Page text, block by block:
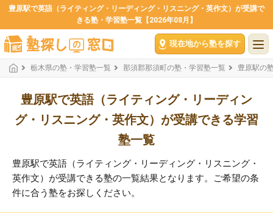
豊原駅で英語（ライティング・リーディング・リスニング・英作文）が受講で
きる塾・学習塾一覧【2026年08月】
現在地から塾を探す
栃木県の塾・学習塾一覧 那須郡那須町の塾・学習塾一覧 豊原駅の
豊原駅で英語（ライティング・リーディン
グ・リスニング・英作文）が受講できる学習
塾一覧
豊原駅で英語（ライティング・リーディング・リスニング・
英作文）が受講できる塾の一覧結果となります。ご希望の条
件に合う塾をお探しください。